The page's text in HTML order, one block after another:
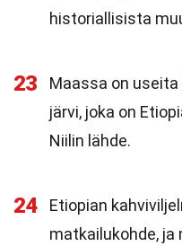
historiallisista
23
Maassa on
järvi, joka on
Niilin lähde.
24
Etiopian
matkailukohde,